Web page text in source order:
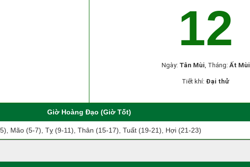
12
Ngày: Tân Mùi, Tháng: Ất Mùi
Tiết khí: Đại thử
Giờ Hoàng Đạo (Giờ Tốt)
Mão (5-7), Tỵ (9-11), Thân (15-17), Tuất (19-21), Hợi (21-23)